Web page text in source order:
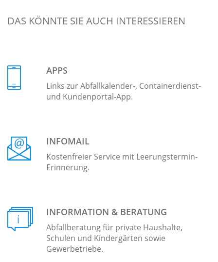
DAS KÖNNTE SIE AUCH INTERESSIEREN
APPS
Links zur Abfallkalender-, Containerdienst-
und Kundenportal-App.
INFOMAIL
Kostenfreier Service mit Leerungstermin-
Erinnerung.
INFORMATION & BERATUNG
Abfallberatung für private Haushalte,
Schulen und Kindergärten sowie
Gewerbetriebe.